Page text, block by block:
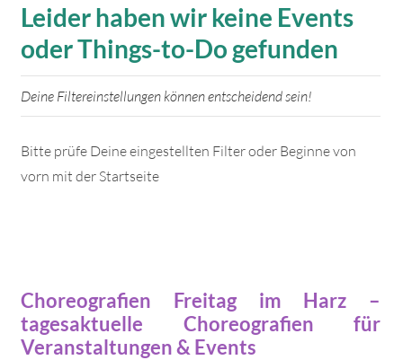
Leider haben wir keine Events
oder Things-to-Do gefunden
Deine Filtereinstellungen können entscheidend sein!
Bitte prüfe Deine eingestellten Filter oder Beginne von
vorn mit der Startseite
Choreografien Freitag im Harz –
tagesaktuelle Choreografien für
Veranstaltungen & Events